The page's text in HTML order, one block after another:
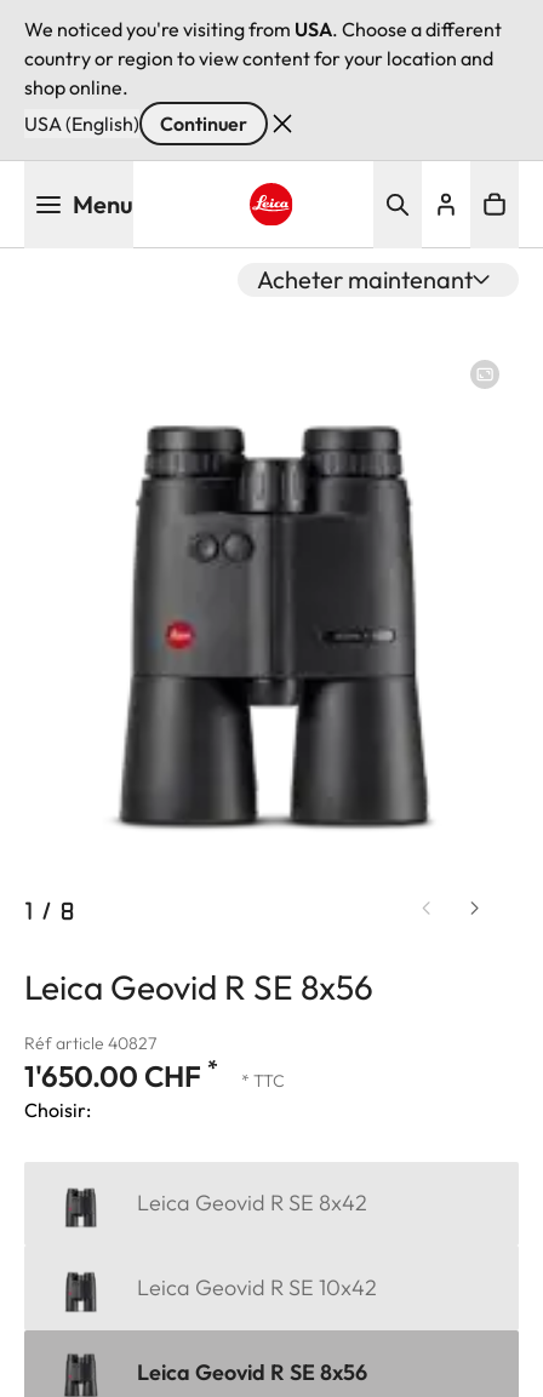
We noticed you're visiting from USA. Choose a different
country or region to view content for your location and
shop online.
USA (English)
Continuer
Menu
Acheter maintenant
1 / 8
Leica Geovid R SE 8x56
Réf article 40827
1'650.00 CHF * * TTC
Choisir:
Leica Geovid R SE 8x42
Leica Geovid R SE 10x42
Leica Geovid R SE 8x56